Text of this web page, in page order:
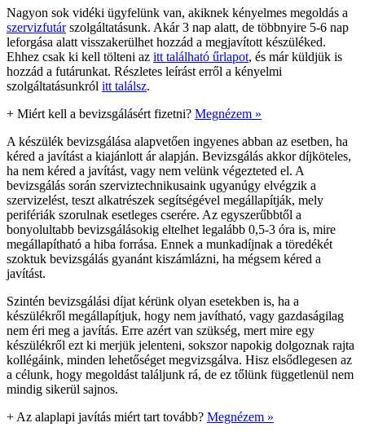
Nagyon sok vidéki ügyfelünk van, akiknek kényelmes megoldás a
szervizfutárszolgáltatásunk. Akár 3 nap alatt, de többnyire 5-6 nap
leforgása alatt visszakerülhet hozzád a megjavított készüléked.
Ehhez csak ki kell tölteni az itt található űrlapot, és már küldjük is
hozzád a futárunkat. Részletes leírást erről a kényelmi
szolgáltatásunkról itt találsz.
+ Miért kell a bevizsgálásért fizetni? Megnézem »
A készülék bevizsgálása alapvetően ingyenes abban az esetben, ha
kéred a javítást a kiajánlott ár alapján. Bevizsgálás akkor díjköteles,
ha nem kéred a javítást, vagy nem velünk végezteted el. A
bevizsgálás során szerviztechnikusaink ugyanúgy elvégzik a
szervizelést, teszt alkatrészek segítségével megállapítják, mely
perifériák szorulnak esetleges cserére. Az egyszerűbbtől a
bonyolultabb bevizsgálásokig eltelhet legalább 0,5-3 óra is, mire
megállapítható a hiba forrása. Ennek a munkadíjnak a töredékét
szoktuk bevizsgálás gyanánt kiszámlázni, ha mégsem kéred a
javítást.
Szintén bevizsgálási díjat kérünk olyan esetekben is, ha a
készülékről megállapítjuk, hogy nem javítható, vagy gazdaságilag
nem éri meg a javítás. Erre azért van szükség, mert mire egy
készülékről ezt ki merjük jelenteni, sokszor napokig dolgoznak rajta
kollégáink, minden lehetőséget megvizsgálva. Hisz elsődlegesen az
a célunk, hogy megoldást találjunk rá, de ez tőlünk függetlenül nem
mindig sikerül sajnos.
+ Az alaplapi javítás miért tart tovább? Megnézem »